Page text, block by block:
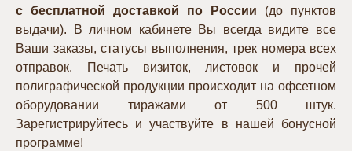
с бесплатной доставкой по России (до пунктов
выдачи). В личном кабинете Вы всегда видите все
Ваши заказы, статусы выполнения, трек номера всех
отправок. Печать визиток, листовок и прочей
полиграфической продукции происходит на офсетном
оборудовании тиражами от 500 штук.
Зарегистрируйтесь и участвуйте в нашей бонусной
программе!